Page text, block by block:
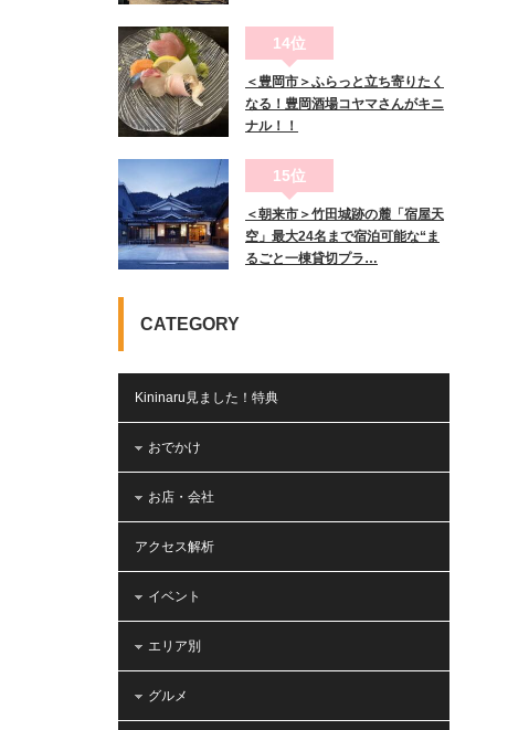
14位
＜豊岡市＞ふらっと立ち寄りたく
なる！豊岡酒場コヤマさんがキニ
ナル！！
15位
＜朝来市＞竹田城跡の麓「宿屋天
空」最大24名まで宿泊可能な“ま
るごと一棟貸切プラ…
CATEGORY
Kininaru見ました！特典
おでかけ
お店・会社
アクセス解析
イベント
エリア別
グルメ